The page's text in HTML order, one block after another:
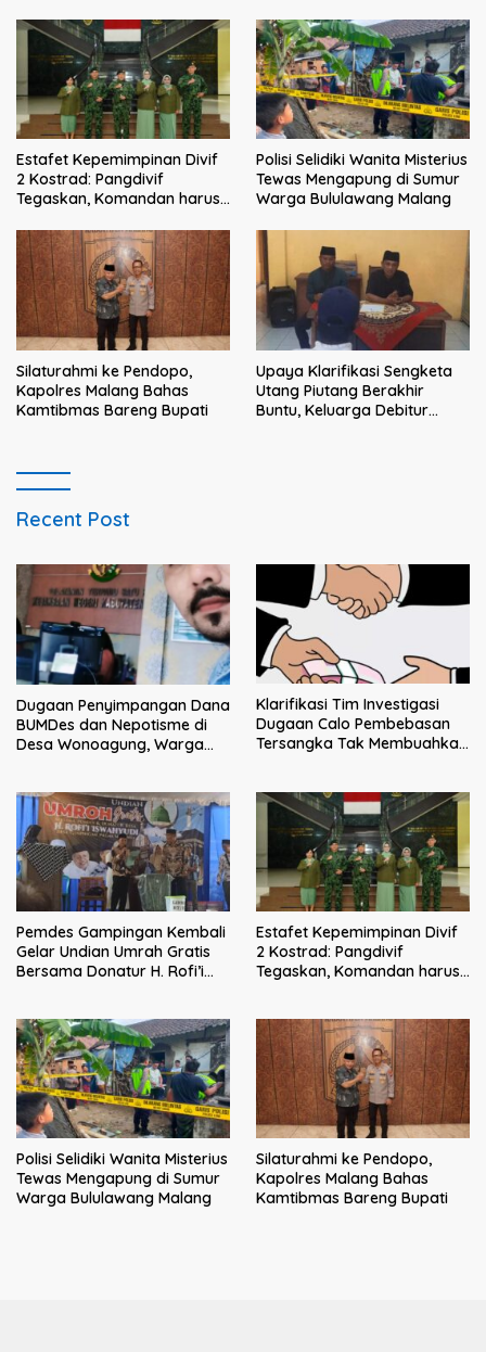
bagi Pejuang Sosial
Estafet Kepemimpinan Divif
2 Kostrad: Pangdivif
Tegaskan, Komandan harus
dan solusi bagi prajurit
Polisi Selidiki Wanita Misterius
Tewas Mengapung di Sumur
Warga Bululawang Malang
Silaturahmi ke Pendopo,
Kapolres Malang Bahas
Kamtibmas Bareng Bupati
Upaya Klarifikasi Sengketa
Utang Piutang Berakhir
Buntu, Keluarga Debitur
Recent Post
Dugaan Penyimpangan Dana
BUMDes dan Nepotisme di
Desa Wonoagung, Warga
Klarifikasi Tim Investigasi
Dugaan Calo Pembebasan
Tersangka Tak Membuahkan
Pemdes Gampingan Kembali
Gelar Undian Umrah Gratis
Bersama Donatur H. Rofi’i
Estafet Kepemimpinan Divif
2 Kostrad: Pangdivif
Tegaskan, Komandan harus
Polisi Selidiki Wanita Misterius
Tewas Mengapung di Sumur
Warga Bululawang Malang
Silaturahmi ke Pendopo,
Kapolres Malang Bahas
Kamtibmas Bareng Bupati